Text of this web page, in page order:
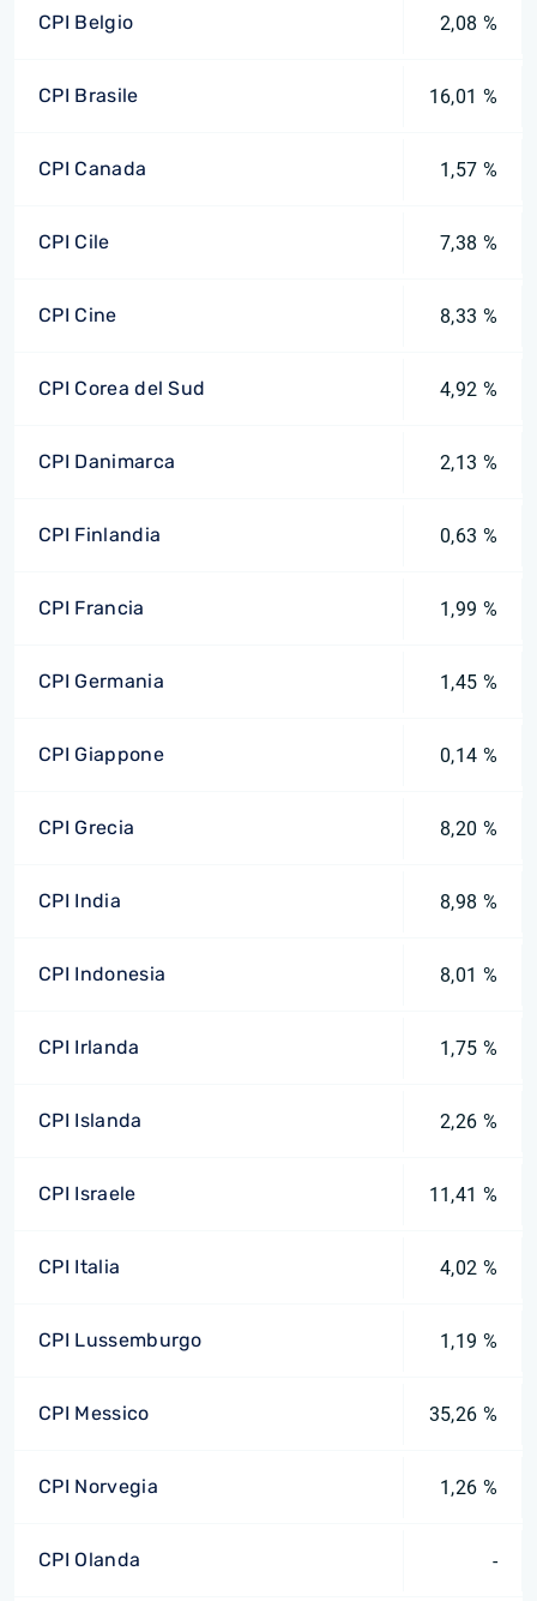
CPI Belgio 2,08 %
CPI Brasile 16,01 %
CPI Canada 1,57 %
CPI Cile 7,38 %
CPI Cine 8,33 %
CPI Corea del Sud 4,92 %
CPI Danimarca 2,13 %
CPI Finlandia 0,63 %
CPI Francia 1,99 %
CPI Germania 1,45 %
CPI Giappone 0,14 %
CPI Grecia 8,20 %
CPI India 8,98 %
CPI Indonesia 8,01 %
CPI Irlanda 1,75 %
CPI Islanda 2,26 %
CPI Israele 11,41 %
CPI Italia 4,02 %
CPI Lussemburgo 1,19 %
CPI Messico 35,26 %
CPI Norvegia 1,26 %
CPI Olanda -